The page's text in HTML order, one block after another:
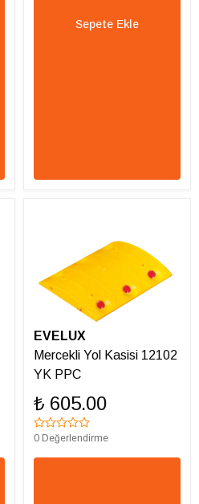
Sepete Ekle
EVELUX
Mercekli Yol Kasisi 12102
YK PPC
₺ 605.00
0 Değerlendirme